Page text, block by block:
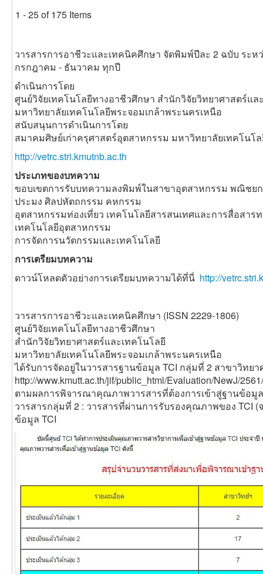
1 - 25 of 175 Items
วารสารการอาชีวะและเทคนิคศึกษา จัดพิมพ์ปีละ 2 ฉบับ ระห
กรกฎาคม - ธันวาคม ทุกปี
ดำเนินการโดย
ศูนย์วิจัยเทคโนโลยีทางอาชีวศึกษา สำนักวิจัยวิทยาศาสตร์แล
มหาวิทยาลัยเทคโนโลยีพระจอมเกล้าพระนครเหนือ
สนับสนุนการดำเนินการโดย
สมาคมศิษย์เก่าครุศาสตร์อุตสาหกรรม มหาวิทยาลัยเทคโนโ
http://vetrc.stri.kmutnb.ac.th
ประเภทของบทความ
ขอบเขตการรับบทความลงพิมพ์ในสาขาอุตสาหกรรม พณิชย
ประมง ศิลปหัตถกรรม คหกรรม
อุตสาหกรรมท่องเที่ยว เทคโนโลยีสารสนเทศและการสื่อสา
เทคโนโลยีอุตสาหกรรม
การจัดการนวัตกรรมและเทคโนโลยี
การเตรียมบทความ
ดาวน์โหลดตัวอย่างการเตรียมบทความได้ที่นี่ http://
วารสารการอาชีวะและเทคนิคศึกษา (ISSN 2229-1806)
ศูนย์วิจัยเทคโนโลยีทางอาชีวศึกษา
สำนักวิจัยวิทยาศาสตร์และเทคโนโลยี
มหาวิทยาลัยเทคโนโลยีพระจอมเกล้าพระนครเหนือ
ได้รับการจัดอยู่ในวารสารฐานข้อมูล TCI กลุ่มที่ 2 สาขาวิทย
http://www.kmutt.ac.th/jif/public_html/Evaluation/NewJ/
ตามผลการพิจารณาคุณภาพวารสารที่ต้องการเข้าสู่ฐานข้อมูล
วารสารกลุ่มที่ 2 : วารสารที่ผ่านการรับรองคุณภาพของ TCI
ข้อมูล TCI